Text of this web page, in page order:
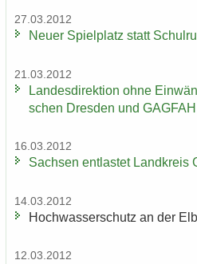
27.03.2012
Neuer Spiel­platz statt
21.03.2012
Lan­des­di­rek­ti­on ohne
schen Dres­den und GAG­FAH
16.03.2012
Sach­sen ent­las­tet Land­kreis
14.03.2012
Hoch­was­ser­schutz an der
12.03.2012